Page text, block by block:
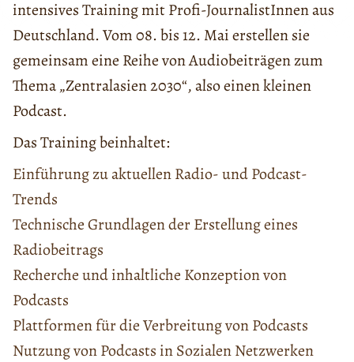
intensives Training mit Profi-JournalistInnen aus
Deutschland. Vom 08. bis 12. Mai erstellen sie
gemeinsam eine Reihe von Audiobeiträgen zum
Thema „Zentralasien 2030“, also einen kleinen
Podcast.
Das Training beinhaltet:
Einführung zu aktuellen Radio- und Podcast-
Trends
Technische Grundlagen der Erstellung eines
Radiobeitrags
Recherche und inhaltliche Konzeption von
Podcasts
Plattformen für die Verbreitung von Podcasts
Nutzung von Podcasts in Sozialen Netzwerken